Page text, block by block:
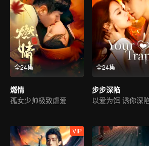
全24集
燃情
孤女少帅极致虐爱
全24集
步步深陷
以爱为饵 诱你深
VIP